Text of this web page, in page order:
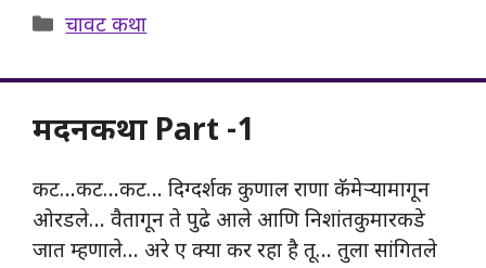
Categories
चावट कथा
मदनकथा Part -1
कट…कट…कट… दिग्दर्शक कुणाल राणा कॅमेऱ्यामागून
ओरडले… वैतागून ते पुढे आले आणि निशांतकुमारकडे
जात म्हणाले… अरे ए क्या कर रहा है तू… तुला सांगितले